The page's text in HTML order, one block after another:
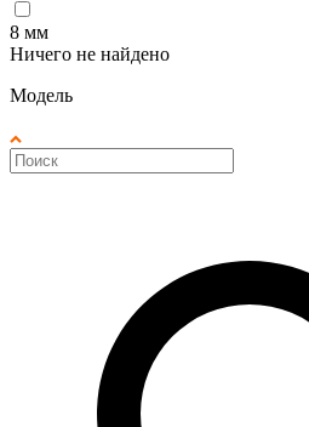
8 мм
Ничего не найдено
Модель